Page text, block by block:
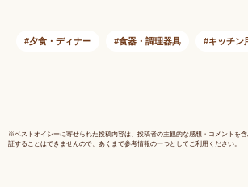
ロングタ
袋
夕食・ディナー 食器・調理器具 キッチン
※ベストオイシーに寄せられた投稿内容は、投稿者の主観的な感想・コメントを
証することはできませんので、あくまで参考情報の一つとしてご利用ください。